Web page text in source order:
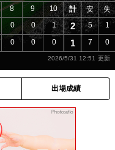
8 9
10
0 0
1
0 0 0
計 安 失
2 5 1
1 7 0
2026/5/31 12:51
出場成績